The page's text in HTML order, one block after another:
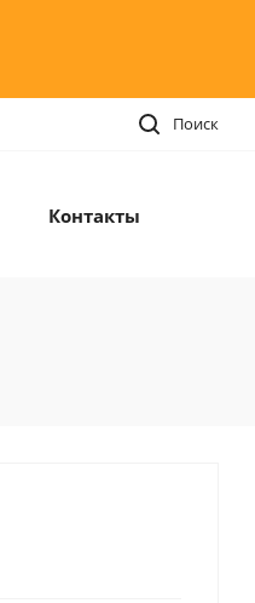
Поиск
Контакты